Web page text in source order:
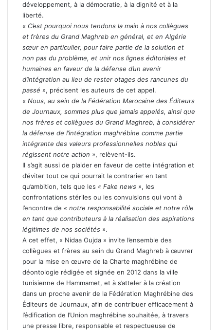
développement, à la démocratie, à la dignité et à la
liberté.
« C’est pourquoi nous tendons la main à nos collègues
et frères du Grand Maghreb en général, et en Algérie
sœur en particulier, pour faire partie de la solution et
non pas du problème, et unir nos lignes éditoriales et
humaines en faveur de la défense d’un avenir
d’intégration au lieu de rester otages des rancunes du
passé », précisent les auteurs de cet appel.
« Nous, au sein de la Fédération Marocaine des Éditeurs
de Journaux, sommes plus que jamais appelés, ainsi que
nos frères et collègues du Grand Maghreb, à considérer
la défense de l’intégration maghrébine comme partie
intégrante des valeurs professionnelles nobles qui
régissent notre action », relèvent-ils.
Il s’agit aussi de plaider en faveur de cette intégration et
d’éviter tout ce qui pourrait la contrarier en tant
qu’ambition, tels que les « Fake news », les
confrontations stériles ou les convulsions qui vont à
l’encontre de « notre responsabilité sociale et notre rôle
en tant que contributeurs à la réalisation des aspirations
légitimes de nos sociétés ».
A cet effet, « Nidaa Oujda » invite l’ensemble des
collègues et frères au sein du Grand Maghreb à œuvrer
pour la mise en œuvre de la Charte maghrébine de
déontologie rédigée et signée en 2012 dans la ville
tunisienne de Hammamet, et à s’atteler à la création
dans un proche avenir de la Fédération Maghrébine des
Éditeurs de Journaux, afin de contribuer efficacement à
l’édification de l’Union maghrébine souhaitée, à travers
une presse libre, responsable et respectueuse de